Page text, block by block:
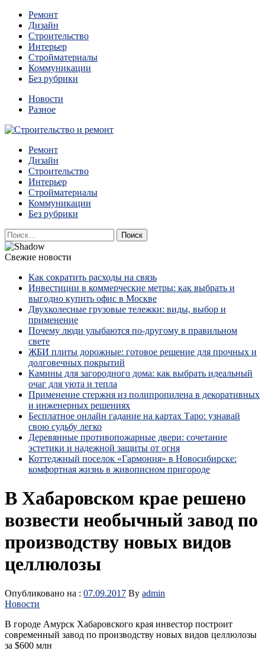
Перейти
содержимому
Ремонт
Дизайн
Строительство
Интерьер
Стройматериалы
Коммуникации
Без рубрики
Новости
Разное
Строительство и ремонт
Квартиры и дома, в которых живут разные люди, очень
отличаются между собой.
Ремонт
Дизайн
Строительство
Интерьер
Стройматериалы
Коммуникации
Без рубрики
Найти:
Свежие новости
Как сократить расходы на связь
Инвестиции в коммерческие метры: как выбрать и
выгодно купить офис в Москве
Двухколесные грузовые тележки: виды, выбор и
применение
Почему люди улыбаются по‑другому в правильном
свете
ЖБИ плиты дорожные: готовое решение для прочных и
долговечных покрытий
Камины для загородного дома: как выбрать идеальный
очаг для уюта и тепла
Применение стержня из полипропилена в декоративных
и инженерных решениях
Бесплатное онлайн гадание на картах Таро: узнавай
свою судьбу легко
Деревянные противопожарные двери: сочетание
эстетики и надежной защиты от огня
Коттеджный поселок «Гармония» в Новосибирске:
комфортная жизнь в живописном пригороде
В Хабаровском крае решено
возвести необычный завод по
производству новых видов
целлюлозы
Опубликовано на : 07.09.2017 By admin
Новости
В городе Амурск Хабаровского края инвестор построит
современный завод по производству новых видов целлюлозы
за $600 млн